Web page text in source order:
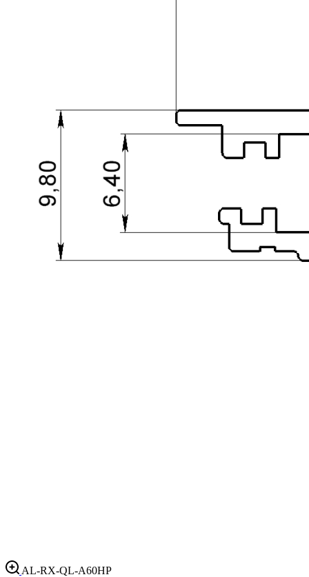
AL-RX-QL-A60HP